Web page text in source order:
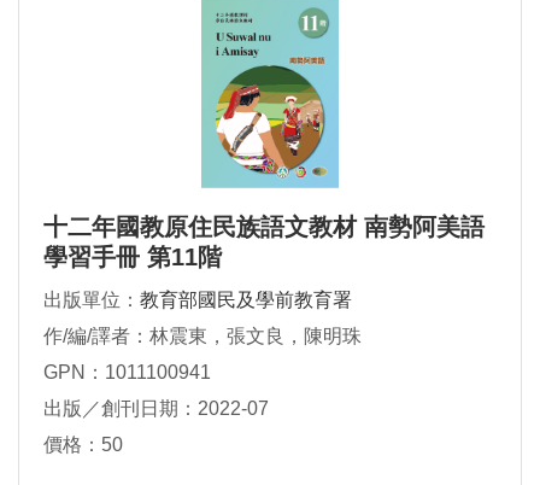
十二年國教原住民族語文教材 南勢阿美語
學習手冊 第11階
出版單位： 教育部國民及學前教育署
作/編/譯者：林震東，張文良，陳明珠
GPN：1011100941
出版／創刊日期：2022-07
價格：50